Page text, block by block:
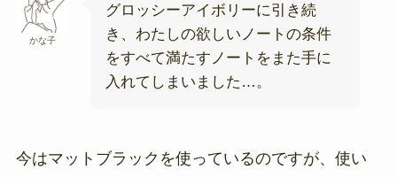
かな子
グロッシーアイボリーに引き続
き、わたしの欲しいノートの条件
をすべて満たすノートをまた手に
入れてしまいました…。
今はマットブラックを使っているのですが、使い